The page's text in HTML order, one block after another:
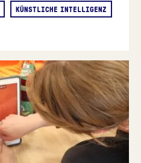
KÜNSTLICHE INTELLIGENZ